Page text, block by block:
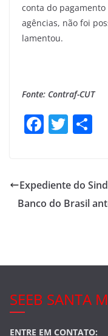
conta do
agências, não foi
lamentou.
Fonte: Contraf-CUT
F
e
b
k
T
er e
Expediente do
Banco do Brasil
SEEB SANTA
ENTRE EM CONTATO: